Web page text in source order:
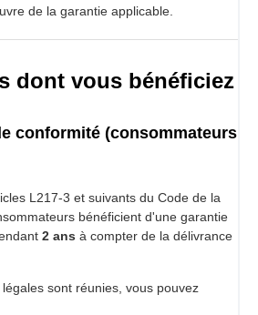
de la garantie applicable.
dont vous bénéficiez
conformité (consommateurs
L217-3 et suivants du Code de la
bénéficient d'une garantie
2 ans à compter de la délivrance
sont réunies, vous pouvez